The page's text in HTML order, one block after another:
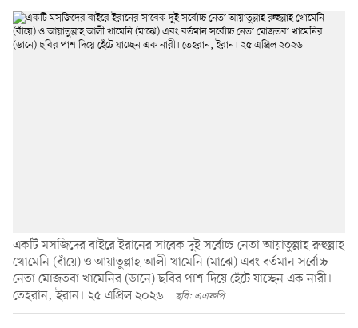
একটি মসজিদের বাইরে ইরানের সাবেক দুই সর্বোচ্চ নেতা আয়াতুল্লাহ রুহুল্লাহ
খোমেনি (বাঁয়ে) ও আয়াতুল্লাহ আলী খামেনি (মাঝে) এবং বর্তমান সর্বোচ্চ
নেতা মোজতবা খামেনির (ডানে) ছবির পাশ দিয়ে হেঁটে যাচ্ছেন এক নারী।
তেহরান, ইরান। ২৫ এপ্রিল ২০২৬
ছবি: এএফপি